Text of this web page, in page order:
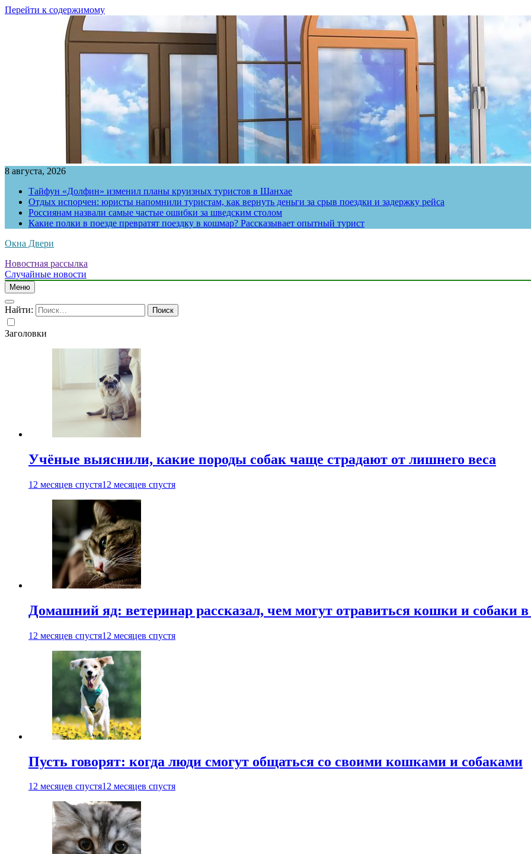
Перейти к содержимому
8 августа, 2026
Тайфун «Долфин» изменил планы круизных туристов в Шанхае
Отдых испорчен: юристы напомнили туристам, как вернуть деньги за срыв поездки и задержку рейса
Россиянам назвали самые частые ошибки за шведским столом
Какие полки в поезде превратят поездку в кошмар? Рассказывает опытный турист
Окна Двери
Новостная рассылка
Случайные новости
Меню
Найти:
Заголовки
Учёные выяснили, какие породы собак чаще страдают от лишнего веса
12 месяцев спустя12 месяцев спустя
Домашний яд: ветеринар рассказал, чем могут отравиться кошки и собаки
12 месяцев спустя12 месяцев спустя
Пусть говорят: когда люди смогут общаться со своими кошками и собаками
12 месяцев спустя12 месяцев спустя